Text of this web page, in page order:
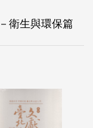
衛生與環保篇